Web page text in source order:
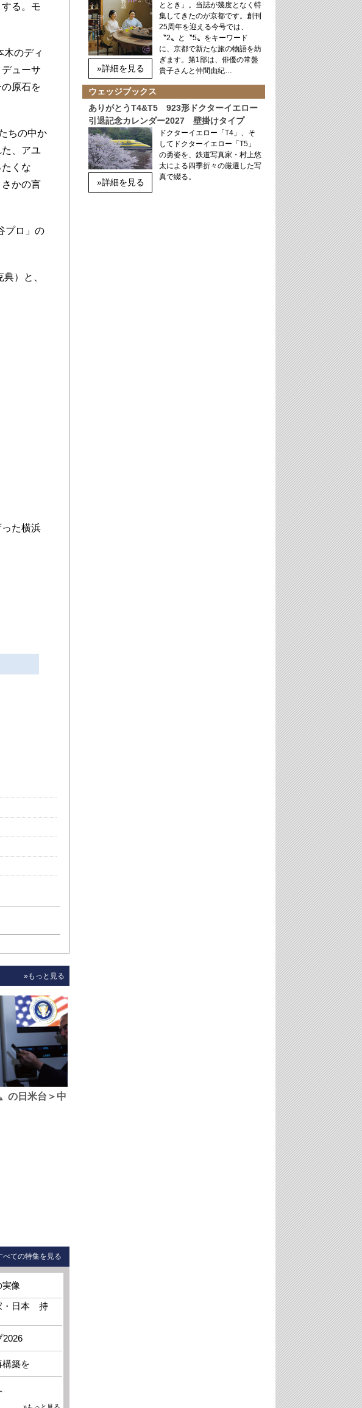
る。モ
のディ
ューサ
原石を
ちの中か
、アユ
くな
かの言
プロ」の
）と、
た横浜
»もっと見る
の日米台＞中
べての特集を見る
像
・日本 持
2026
構築を
»詳細を見る
ととき」。当誌が幾度となく特
集してきたのが京都です。創刊
25周年を迎える今号では、
〝2〟と〝5〟をキーワード
に、京都で新たな旅の物語を紡
ぎます。第1部は、俳優の常盤
貴子さんと仲間由紀…
ウェッジブックス
ありがとうT4&T5 923形ドクターイエロー
引退記念カレンダー2027 壁掛けタイプ
»詳細を見る
ドクターイエロー「T4」、そ
してドクターイエロー「T5」
の勇姿を、鉄道写真家・村上悠
太による四季折々の厳選した写
真で綴る。